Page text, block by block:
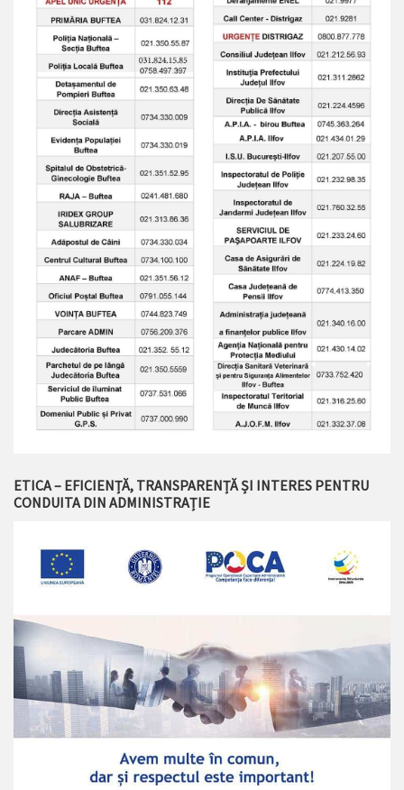
ETICA – EFICIENȚĂ, TRANSPARENȚĂ ȘI INTERES PENTRU
CONDUITA DIN ADMINISTRAȚIE